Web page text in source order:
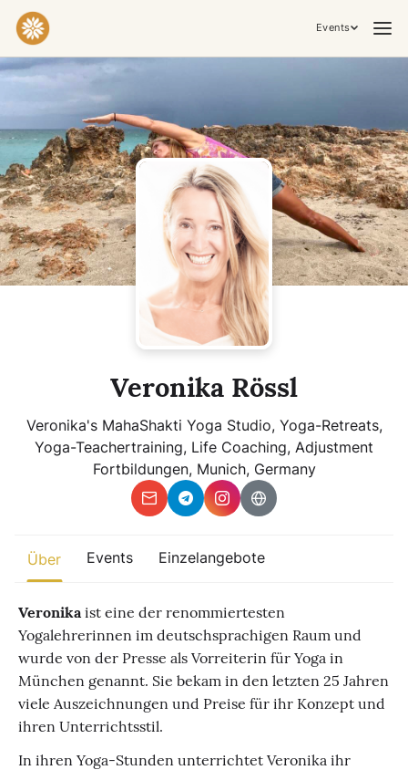
Events
Praktiken & Inneres Arbeiten
Yoga
Meditation
Breathwork
Embodiment
Tantra
Zeremonie, Musik & Bewegung
Kirtan
Sound Healing
Kakaozeremonie
Finde beliebte Events
Eine globale Sicht auf Zusammenkünfte, in denen Verbindung,
Präsenz und Wachstum aktiv entfaltet werden.
Veronika Rössl
Veronika's MahaShakti Yoga Studio, Yoga-Retreats,
Yoga-Teachertraining, Life Coaching, Adjustment
Fortbildungen, Munich, Germany
Über Events Einzelangebote
Veronikaist eine der renommiertesten
Yogalehrerinnen im deutschsprachigen Raum und
wurde von der Presse als Vorreiterin für Yoga in
München genannt. Sie bekam in den letzten 25 Jahren
viele Auszeichnungen und Preise für ihr Konzept und
ihren Unterrichtsstil.
In ihren Yoga-Stunden unterrichtet Veronika ihr